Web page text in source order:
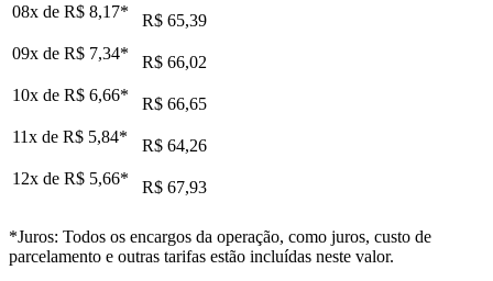
08x de R$ 8,17*
R$ 65,39
09x de R$ 7,34*
R$ 66,02
10x de R$ 6,66*
R$ 66,65
11x de R$ 5,84*
R$ 64,26
12x de R$ 5,66* R$ 67,93
*Juros: Todos os encargos da operação, como juros, custo de
parcelamento e outras tarifas estão incluídas neste valor.